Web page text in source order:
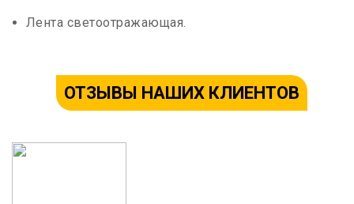
Лента светоотражающая.
ОТЗЫВЫ НАШИХ КЛИЕНТОВ